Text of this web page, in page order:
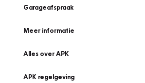
Garageafspraak
Meer informatie
Alles over APK
APK regelgeving